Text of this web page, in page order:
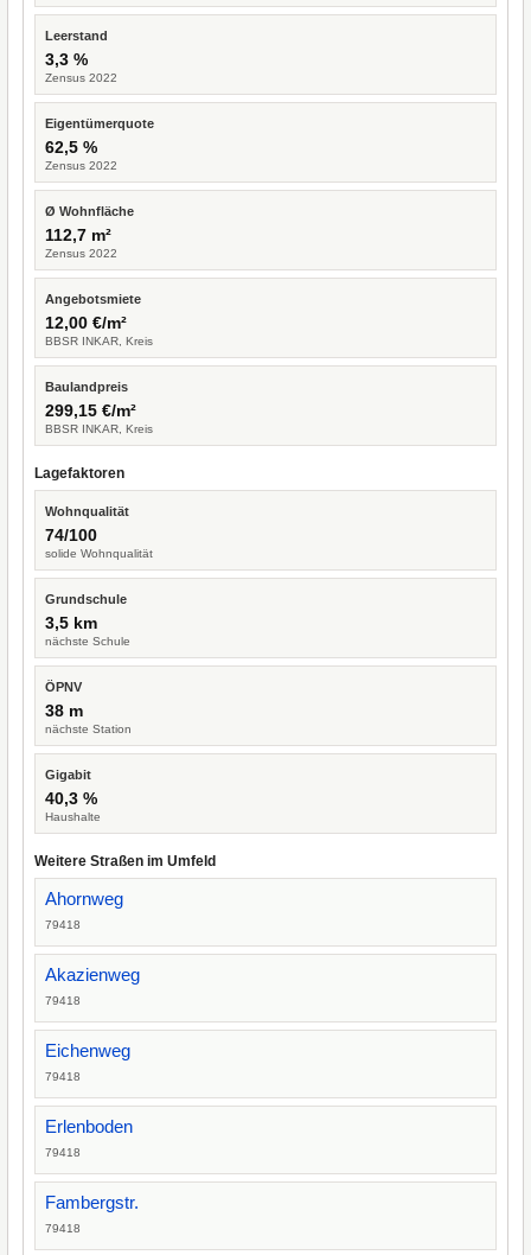
Leerstand
3,3 %
Zensus 2022
Eigentümerquote
62,5 %
Zensus 2022
Ø Wohnfläche
112,7 m²
Zensus 2022
Angebotsmiete
12,00 €/m²
BBSR INKAR, Kreis
Baulandpreis
299,15 €/m²
BBSR INKAR, Kreis
Lagefaktoren
Wohnqualität
74/100
solide Wohnqualität
Grundschule
3,5 km
nächste Schule
ÖPNV
38 m
nächste Station
Gigabit
40,3 %
Haushalte
Weitere Straßen im Umfeld
Ahornweg
79418
Akazienweg
79418
Eichenweg
79418
Erlenboden
79418
Fambergstr.
79418